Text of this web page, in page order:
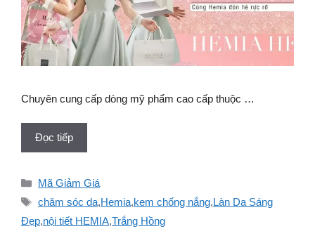
Chuyên cung cấp dòng mỹ phẩm cao cấp thuộc …
Đọc tiếp
Danh
mục
Mã Giảm Giá
Thẻ
chăm sóc da,Hemia,kem chống nắng,Làn Da Sáng
Đẹp,nội tiết HEMIA,Trắng Hồng